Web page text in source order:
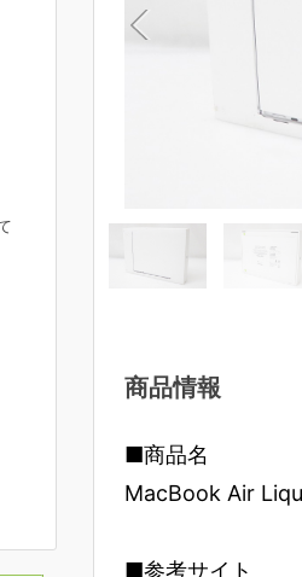
商品情報
■商品名
MacBook Air
■参考サイト